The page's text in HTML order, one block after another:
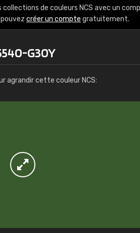
de couleurs NCS avec un
créer un compte gratuitement.
G30Y
agrandir cette couleur NCS: